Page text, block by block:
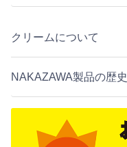
クリームについて
NAKAZAWA製品の歴史